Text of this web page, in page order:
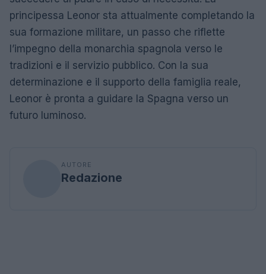
principessa Leonor sta attualmente completando la
sua formazione militare, un passo che riflette
l’impegno della monarchia spagnola verso le
tradizioni e il servizio pubblico. Con la sua
determinazione e il supporto della famiglia reale,
Leonor è pronta a guidare la Spagna verso un
futuro luminoso.
AUTORE
Redazione